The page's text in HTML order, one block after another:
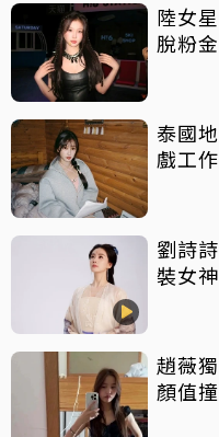
陸女
脫粉
泰國
戲工
劉詩
裝女
趙薇
顏值